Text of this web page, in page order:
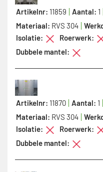
Artikelnr: 11859 Aantal: 1
Materiaal: RVS 304
Isolatie:
Roerwerk:
Dubbele mantel:
Artikelnr: 11870 Aantal: 1
Materiaal: RVS 304
Isolatie:
Roerwerk:
Dubbele mantel: